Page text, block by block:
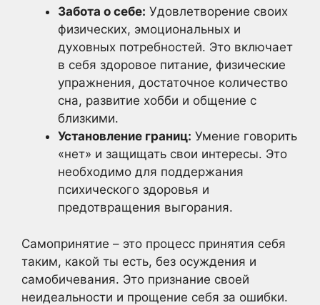
Забота о себе: Удовлетворение своих
физических, эмоциональных и
духовных потребностей. Это включает
в себя здоровое питание, физические
упражнения, достаточное количество
сна, развитие хобби и общение с
близкими.
Установление границ: Умение говорить
«нет» и защищать свои интересы. Это
необходимо для поддержания
психического здоровья и
предотвращения выгорания.
Самопринятие – это процесс принятия себя
таким, какой ты есть, без осуждения и
самобичевания. Это признание своей
неидеальности и прощение себя за ошибки.